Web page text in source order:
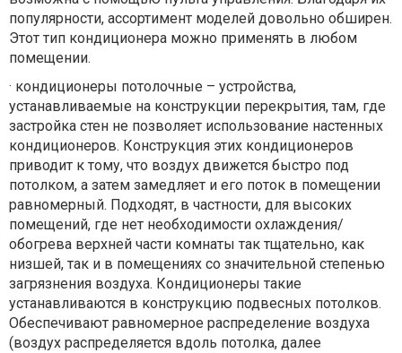
популярности, ассортимент моделей довольно обширен.
Этот тип кондиционера можно применять в любом
помещении.
· кондиционеры потолочные – устройства,
устанавливаемые на конструкции перекрытия, там, где
застройка стен не позволяет использование настенных
кондиционеров. Конструкция этих кондиционеров
приводит к тому, что воздух движется быстро под
потолком, а затем замедляет и его поток в помещении
равномерный. Подходят, в частности, для высоких
помещений, где нет необходимости охлаждения/
обогрева верхней части комнаты так тщательно, как
низшей, так и в помещениях со значительной степенью
загрязнения воздуха. Кондиционеры такие
устанавливаются в конструкцию подвесных потолков.
Обеспечивают равномерное распределение воздуха
(воздух распределяется вдоль потолка, далее